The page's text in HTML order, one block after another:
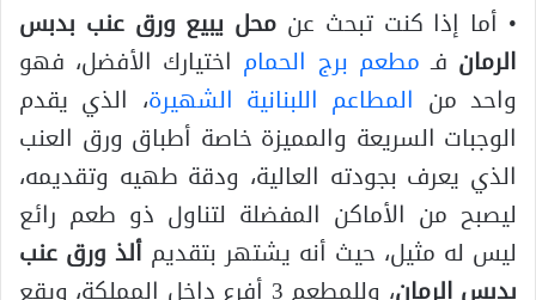
• أما إذا كنت تبحث عن محل يبيع ورق عنب بدبس
الرمان فـ مطعم برج الحمام اختيارك الأفضل، فهو
واحد من المطاعم اللبنانية الشهيرة، الذي يقدم
الوجبات السريعة والمميزة خاصة أطباق ورق العنب
الذي يعرف بجودته العالية، ودقة طهيه وتقديمه،
ليصبح من الأماكن المفضلة لتناول ذو طعم رائع
ليس له مثيل، حيث أنه يشتهر بتقديم ألذ ورق عنب